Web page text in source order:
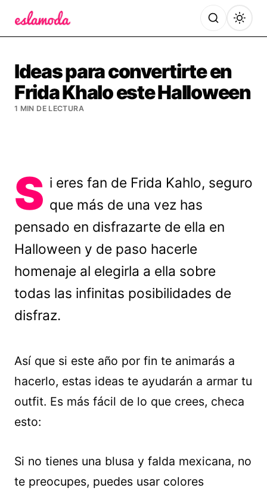
Ideas para convertirte en
Frida Khalo este Halloween
1 MIN DE LECTURA
S i eres fan de Frida Kahlo, seguro
que más de una vez has
pensado en disfrazarte de ella en
Halloween y de paso hacerle
homenaje al elegirla a ella sobre
todas las infinitas posibilidades de
disfraz.
Así que si este año por fin te animarás a
hacerlo, estas ideas te ayudarán a armar tu
outfit. Es más fácil de lo que crees, checa
esto:
Si no tienes una blusa y falda mexicana, no
te preocupes, puedes usar colores